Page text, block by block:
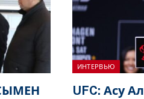
ИНТЕРВЬЮ
UFC: Асу